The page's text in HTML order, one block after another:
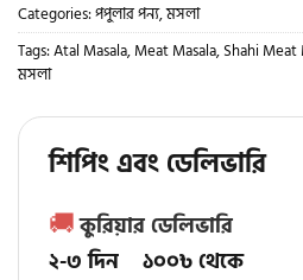
Categories:পপুলার পন্য,মসলা
Tags:Atal Masala, Meat Masala, Shahi Meat
মসলা
শিপিং এবং ডেলিভারি
🚚কুরিয়ার ডেলিভারি
২-৩ দিন ১০০৳ থেকে